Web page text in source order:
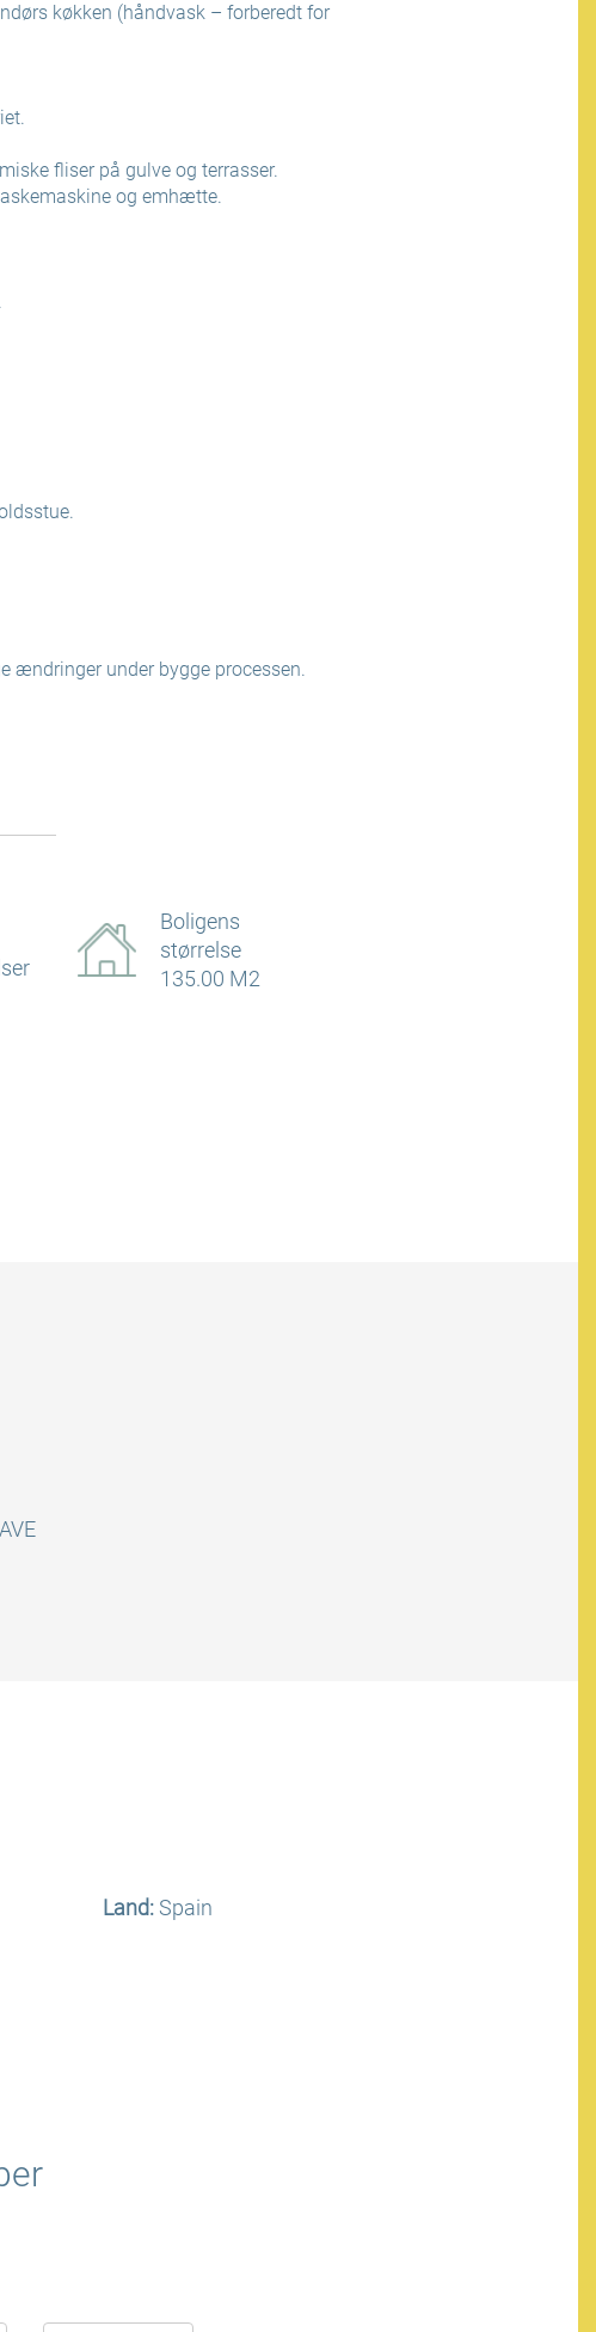
køkken (håndvask – forberedt for
fliser på gulve og terrasser.
og emhætte.
ændringer under bygge processen.
Boligens
størrelse
135.00 M2
Land: Spain